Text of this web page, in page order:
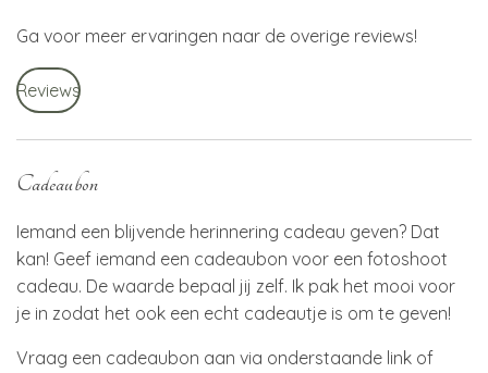
Ga voor meer ervaringen naar de overige reviews!
Reviews
Cadeaubon
Iemand een blijvende herinnering cadeau geven? Dat
kan! Geef iemand een cadeaubon voor een fotoshoot
cadeau. De waarde bepaal jij zelf. Ik pak het mooi voor
je in zodat het ook een echt cadeautje is om te geven!
Vraag een cadeaubon aan via onderstaande link of